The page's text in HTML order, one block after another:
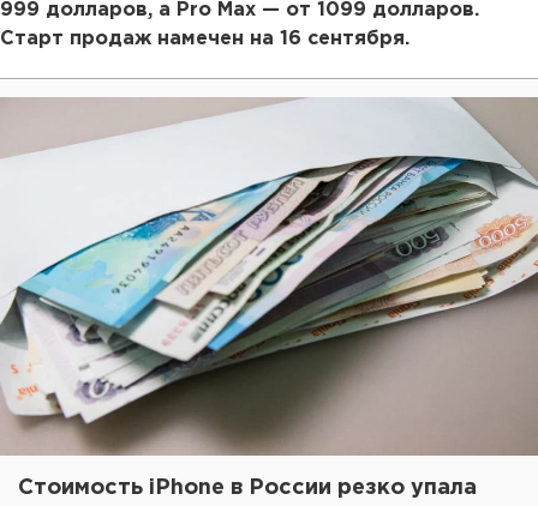
999 долларов, а Pro Max — от 1099 долларов.
Старт продаж намечен на 16 сентября.
Стоимость iPhone в России резко упала